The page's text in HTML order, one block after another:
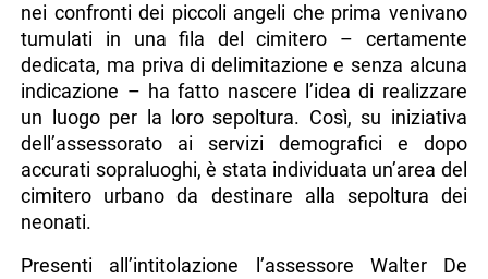
nei confronti dei piccoli angeli che prima venivano
tumulati in una fila del cimitero – certamente
dedicata, ma priva di delimitazione e senza alcuna
indicazione – ha fatto nascere l’idea di realizzare
un luogo per la loro sepoltura. Così, su iniziativa
dell’assessorato ai servizi demografici e dopo
accurati sopraluoghi, è stata individuata un’area del
cimitero urbano da destinare alla sepoltura dei
neonati.
Presenti all’intitolazione l’assessore Walter De